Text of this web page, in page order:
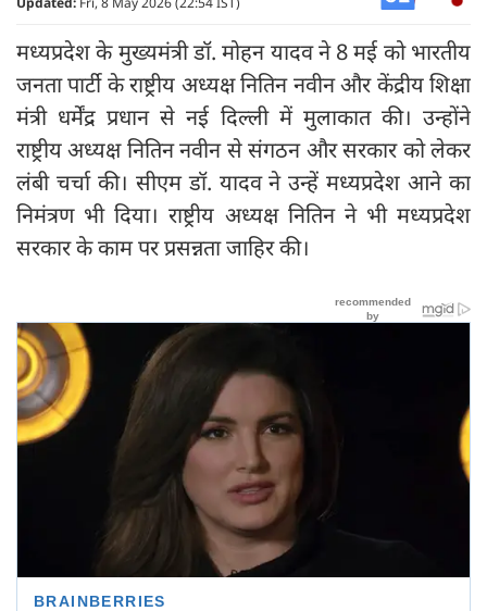
मध्यप्रदेश के मुख्यमंत्री डॉ. मोहन यादव ने 8 मई को भारतीय
जनता पार्टी के राष्ट्रीय अध्यक्ष नितिन नवीन और केंद्रीय शिक्षा
मंत्री धर्मेंद्र प्रधान से नई दिल्ली में मुलाकात की। उन्होंने
राष्ट्रीय अध्यक्ष नितिन नवीन से संगठन और सरकार को लेकर
लंबी चर्चा की। सीएम डॉ. यादव ने उन्हें मध्यप्रदेश आने का
निमंत्रण भी दिया। राष्ट्रीय अध्यक्ष नितिन ने भी मध्यप्रदेश
सरकार के काम पर प्रसन्नता जाहिर की।